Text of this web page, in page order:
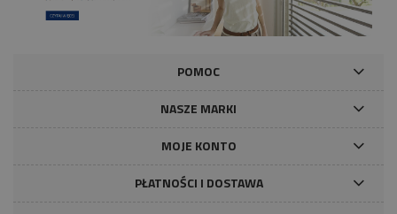
POMOC
NASZE MARKI
MOJE KONTO
PŁATNOŚCI I DOSTAWA